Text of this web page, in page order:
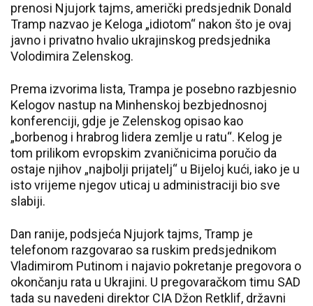
prenosi Njujork tajms, američki predsjednik Donald
Tramp nazvao je Keloga „idiotom“ nakon što je ovaj
javno i privatno hvalio ukrajinskog predsjednika
Volodimira Zelenskog.
Prema izvorima lista, Trampa je posebno razbjesnio
Kelogov nastup na Minhenskoj bezbjednosnoj
konferenciji, gdje je Zelenskog opisao kao
„borbenog i hrabrog lidera zemlje u ratu“. Kelog je
tom prilikom evropskim zvaničnicima poručio da
ostaje njihov „najbolji prijatelj“ u Bijeloj kući, iako je u
isto vrijeme njegov uticaj u administraciji bio sve
slabiji.
Dan ranije, podsjeća Njujork tajms, Tramp je
telefonom razgovarao sa ruskim predsjednikom
Vladimirom Putinom i najavio pokretanje pregovora o
okončanju rata u Ukrajini. U pregovaračkom timu SAD
tada su navedeni direktor CIA Džon Retklif, državni